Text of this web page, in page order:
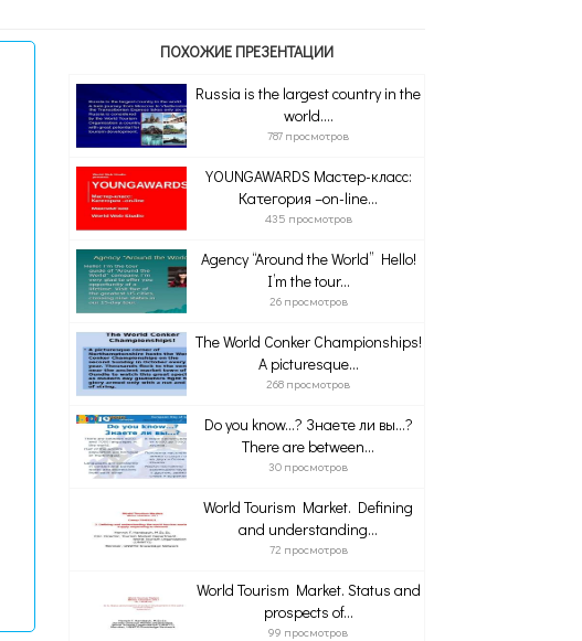
ПОХОЖИЕ ПРЕЗЕНТАЦИИ
Russia is the largest country in the
world....
787 просмотров
YOUNGAWARDS Мастер-класс:
Категория –on-line...
435 просмотров
Agency “Around the World” Hello!
I’m the tour...
26 просмотров
The World Conker Championships!
A picturesque...
268 просмотров
Do you know…? Знаете ли вы…?
There are between...
30 просмотров
World Tourism Market. Defining
and understanding...
72 просмотров
World Tourism Market. Status and
prospects of...
99 просмотров